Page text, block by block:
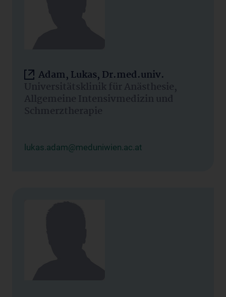
Adam, Lukas, Dr.med.univ.
Universitätsklinik für Anästhesie,
Allgemeine Intensivmedizin und
Schmerztherapie
lukas.adam@meduniwien.ac.at